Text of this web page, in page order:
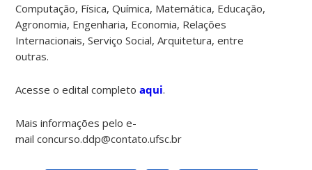
Computação, Física, Química, Matemática, Educação,
Agronomia, Engenharia, Economia, Relações
Internacionais, Serviço Social, Arquitetura, entre
outras.
Acesse o edital completoaqui.
Mais informações pelo e-
mail concurso.ddp@contato.ufsc.br